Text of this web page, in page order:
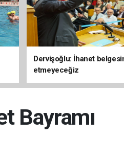
Dervişoğlu: İhanet
etmeyeceğiz
Bayramı